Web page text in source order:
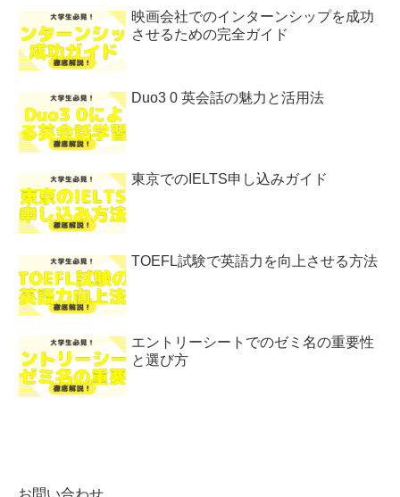
映画会社でのインターンシップを成功
させるための完全ガイド
Duo3 0 英会話の魅力と活用法
東京でのIELTS申し込みガイド
TOEFL試験で英語力を向上させる方法
エントリーシートでのゼミ名の重要性
と選び方